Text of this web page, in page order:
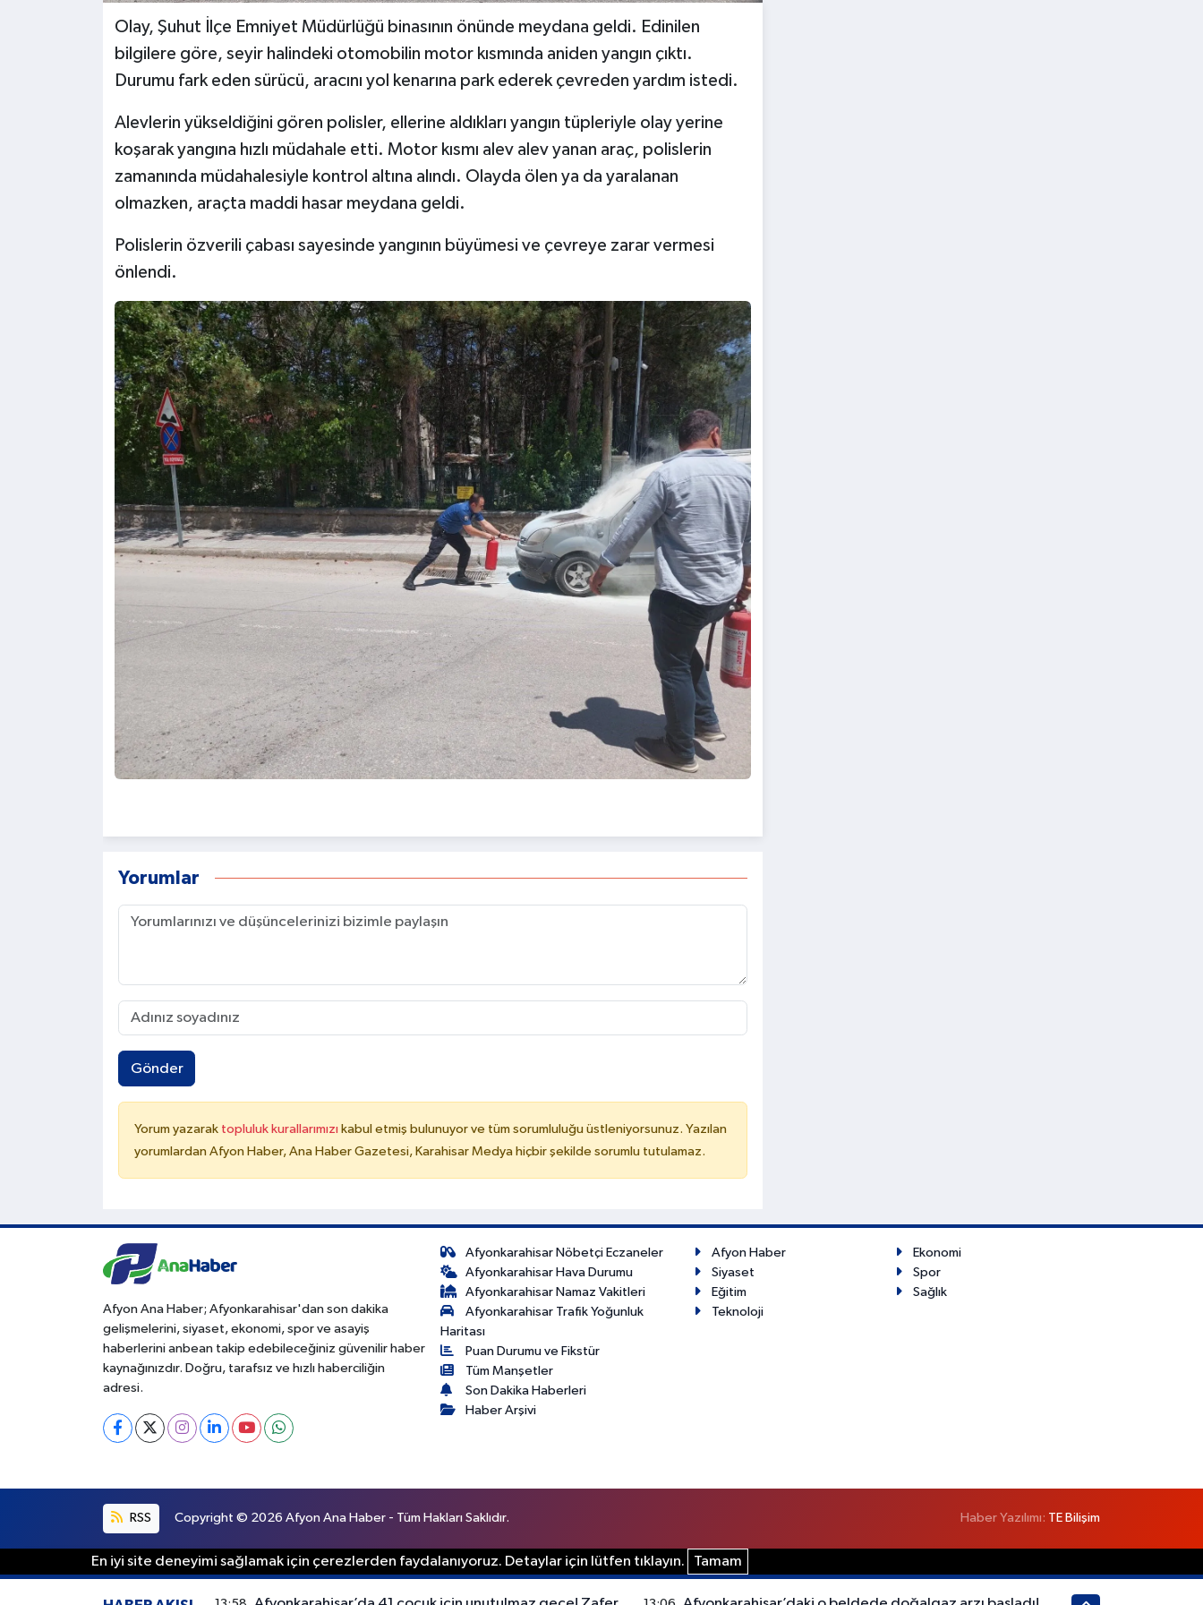
Olay, Şuhut İlçe Emniyet Müdürlüğü binasının önünde meydana geldi. Edinilen
bilgilere göre, seyir halindeki otomobilin motor kısmında aniden yangın çıktı.
Durumu fark eden sürücü, aracını yol kenarına park ederek çevreden yardım istedi.
Alevlerin yükseldiğini gören polisler, ellerine aldıkları yangın tüpleriyle olay yerine
koşarak yangına hızlı müdahale etti. Motor kısmı alev alev yanan araç, polislerin
zamanında müdahalesiyle kontrol altına alındı. Olayda ölen ya da yaralanan
olmazken, araçta maddi hasar meydana geldi.
Polislerin özverili çabası sayesinde yangının büyümesi ve çevreye zarar vermesi
önlendi.
Yorumlar
Gönder
Yorum yazarak topluluk kurallarımızı kabul etmiş bulunuyor ve tüm sorumluluğu üstleniyorsunuz. Yazılan
yorumlardan Afyon Haber, Ana Haber Gazetesi, Karahisar Medya hiçbir şekilde sorumlu tutulamaz.
Afyon Ana Haber; Afyonkarahisar'dan son dakika
gelişmelerini, siyaset, ekonomi, spor ve asayiş
haberlerini anbean takip edebileceğiniz güvenilir haber
kaynağınızdır. Doğru, tarafsız ve hızlı haberciliğin
adresi.
Afyonkarahisar Nöbetçi Eczaneler
Afyonkarahisar Hava Durumu
Afyonkarahisar Namaz Vakitleri
Afyonkarahisar Trafik Yoğunluk
Haritası
Puan Durumu ve Fikstür
Tüm Manşetler
Son Dakika Haberleri
Haber Arşivi
Afyon Haber
Ekonomi
Siyaset
Spor
Eğitim
Sağlık
Teknoloji
RSS Copyright © 2026 Afyon Ana Haber - Tüm Hakları Saklıdır. Haber Yazılımı: TE Bilişim
En iyi site deneyimi sağlamak için çerezlerden faydalanıyoruz. Detaylar için lütfen tıklayın. Tamam